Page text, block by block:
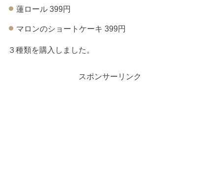
蓮ロール 399円
マロンのショートケーキ 399円
３種類を購入しました。
スポンサーリンク